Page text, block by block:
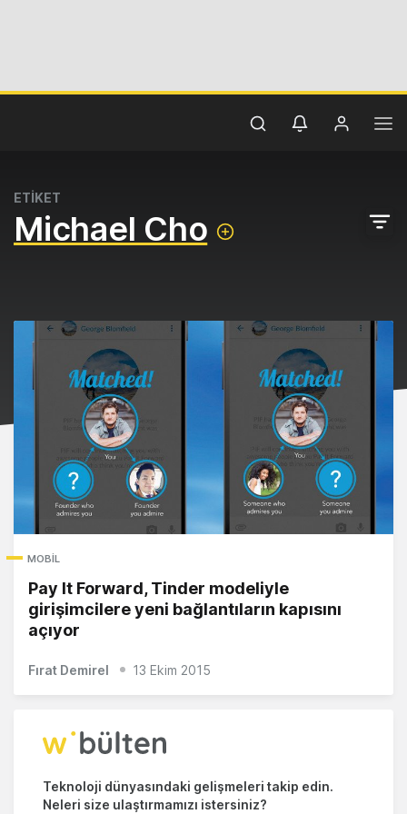
ETİKET
Michael Cho
MOBIL
Pay It Forward, Tinder modeliyle
girişimcilere yeni bağlantıların kapısını
açıyor
Fırat Demirel 13 Ekim 2015
Teknoloji dünyasındaki gelişmeleri takip edin.
Neleri size ulaştırmamızı istersiniz?